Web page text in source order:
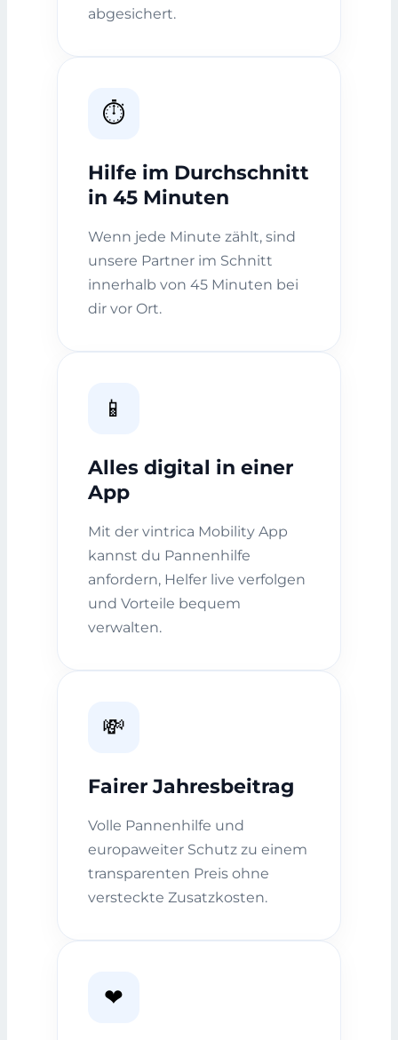
abgesichert.
⏱️
Hilfe im Durchschnitt
in 45 Minuten
Wenn jede Minute zählt, sind
unsere Partner im Schnitt
innerhalb von 45 Minuten bei
dir vor Ort.
📱
Alles digital in einer
App
Mit der vintrica Mobility App
kannst du Pannenhilfe
anfordern, Helfer live verfolgen
und Vorteile bequem
verwalten.
💸
Fairer Jahresbeitrag
Volle Pannenhilfe und
europaweiter Schutz zu einem
transparenten Preis ohne
versteckte Zusatzkosten.
❤️